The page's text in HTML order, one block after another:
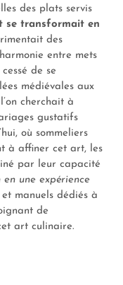
des plats servis
se transformait en
des
entre mets
de se
médiévales aux
cherchait à
gustatifs
où sommeliers
à affiner cet art, les
par leur capacité
une expérience
manuels dédiés à
de
art culinaire.